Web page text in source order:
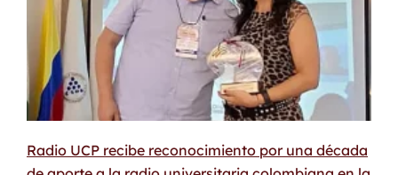
Radio UCP recibe reconocimiento por una década